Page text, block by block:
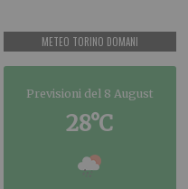
METEO TORINO DOMANI
Previsioni del 8 August
28°C